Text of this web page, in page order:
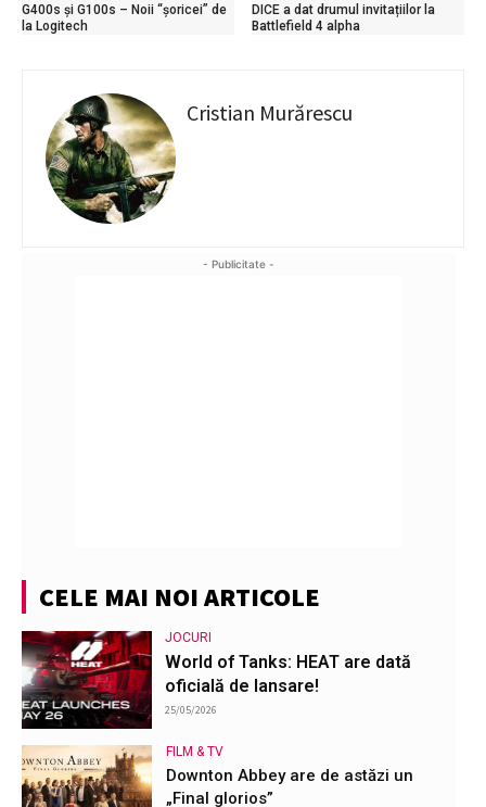
G400s și G100s – Noii “șoricei” de
la Logitech
DICE a dat drumul invitațiilor la
Battlefield 4 alpha
Cristian Murărescu
- Publicitate -
CELE MAI NOI ARTICOLE
JOCURI
World of Tanks: HEAT are dată
oficială de lansare!
25/05/2026
FILM & TV
Downton Abbey are de astăzi un
„Final glorios”